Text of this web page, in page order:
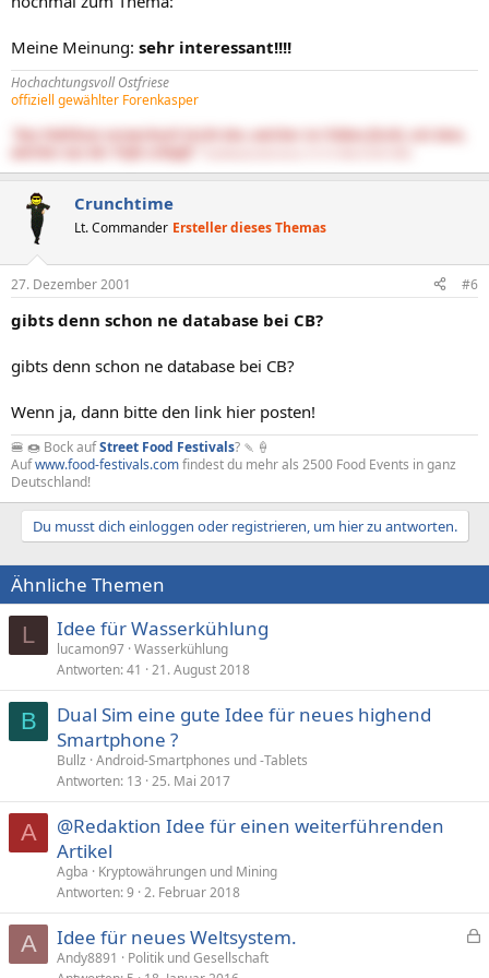
Meine Meinung: sehr interessant!!!!
Hochachtungsvoll Ostfriese
offiziell gewählter Forenkasper
"Das Publikum verwechselt leicht den, welcher im Trüben fischt, mit dem,
Crunchtime
Lt. Commander Ersteller dieses Themas
27. Dezember 2001 #6
gibts denn schon ne database bei CB?
gibts denn schon ne database bei CB?
Wenn ja, dann bitte den link hier posten!
🍔 🍩 Bock aufStreet Food Festivals? 🍡🍦
Aufwww.food-festivals.comfindest du mehr als 2500 Food Events in ganz
Deutschland!
Du musst dich einloggen oder registrieren, um hier zu antworten.
Ähnliche Themen
L Idee für Wasserkühlung
lucamon97 Wasserkühlung
Antworten 41 21. August 2018
B
Dual Sim eine gute Idee für neues highend
Smartphone ?
Bullz Android-Smartphones und -Tablets
Antworten 13 25. Mai 2017
A
@Redaktion Idee für einen weiterführenden
Artikel
Agba
Kryptowährungen und Mining
Antworten 9 2. Februar 2018
A Idee für neues Weltsystem.
Andy8891
Politik und Gesellschaft